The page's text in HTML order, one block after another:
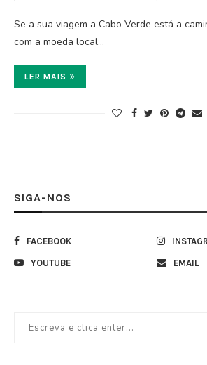
Se a sua viagem a Cabo Verde está a
com a moeda local…
LER MAIS
SIGA-NOS
FACEBOOK
YOUTUBE EMAIL